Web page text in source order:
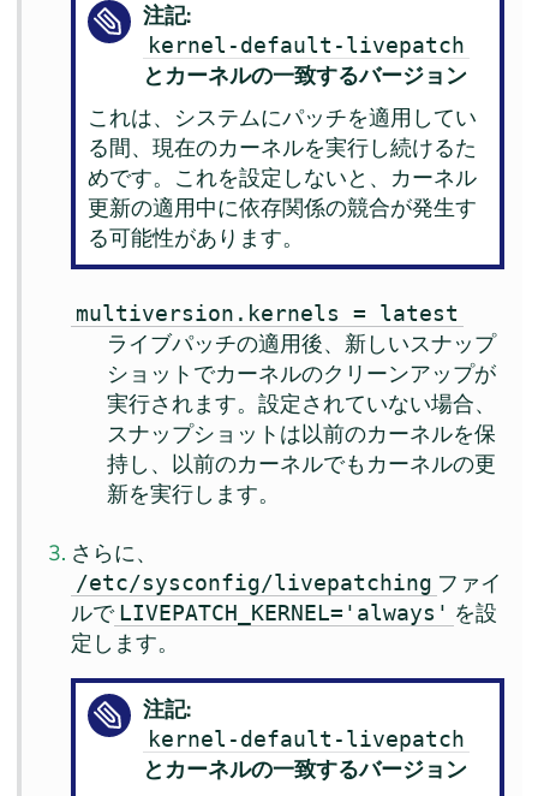
注記:
kernel-default-livepatch
とカーネルの一致するバージョン
これは、システムにパッチを適用してい
る間、現在のカーネルを実行し続けるた
めです。これを設定しないと、カーネル
更新の適用中に依存関係の競合が発生す
る可能性があります。
multiversion.kernels = latest
ライブパッチの適用後、新しいスナップ
ショットでカーネルのクリーンアップが
実行されます。設定されていない場合、
スナップショットは以前のカーネルを保
持し、以前のカーネルでもカーネルの更
新を実行します。
さらに、
/etc/sysconfig/livepatching ファイ
ルで LIVEPATCH_KERNEL='always' を設
定します。
注記:
kernel-default-livepatch
とカーネルの一致するバージョン